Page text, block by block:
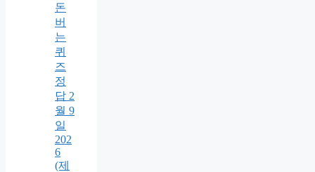
돈
버
는
퀴
즈
정
답 2
월 9
일
202
6
(제